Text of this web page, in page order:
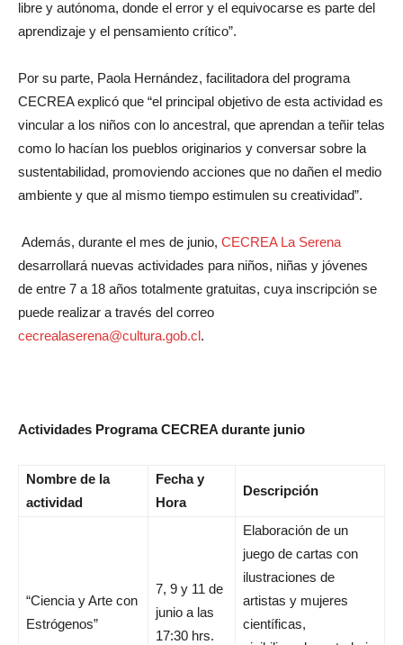
libre y autónoma, donde el error y el equivocarse es parte del
aprendizaje y el pensamiento crítico”.
Por su parte, Paola Hernández, facilitadora del programa
CECREA explicó que “el principal objetivo de esta actividad es
vincular a los niños con lo ancestral, que aprendan a teñir telas
como lo hacían los pueblos originarios y conversar sobre la
sustentabilidad, promoviendo acciones que no dañen el medio
ambiente y que al mismo tiempo estimulen su creatividad”.
Además, durante el mes de junio, CECREA La Serena
desarrollará nuevas actividades para niños, niñas y jóvenes
de entre 7 a 18 años totalmente gratuitas, cuya inscripción se
puede realizar a través del correo
cecrealaserena@cultura.gob.cl.
Actividades Programa CECREA durante junio
Nombre de la
actividad
Fecha y
Hora
Descripción
“Ciencia y Arte con
Estrógenos”
7, 9 y 11 de
junio a las
17:30 hrs.
Elaboración de un
juego de cartas con
ilustraciones de
artistas y mujeres
científicas,